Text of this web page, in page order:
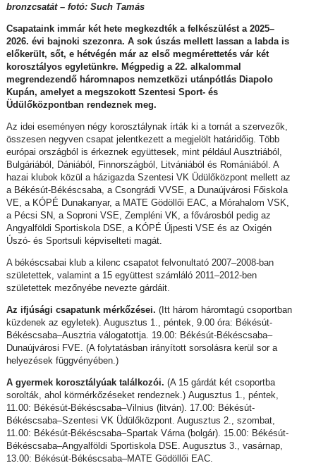
bronzcsatát – fotó: Such Tamás
Csapataink immár két hete megkezdték a felkészülést a 2025–
2026. évi bajnoki szezonra. A sok úszás mellett lassan a labda is
előkerült, sőt, e hétvégén már az első megmérettetés vár két
korosztályos egyletünkre. Mégpedig a 22. alkalommal
megrendezendő háromnapos nemzetközi utánpótlás Diapolo
Kupán, amelyet a megszokott Szentesi Sport- és
Üdülőközpontban rendeznek meg.
Az idei eseményen négy korosztálynak írták ki a tornát a szervezők,
összesen negyven csapat jelentkezett a megjelölt határidőig. Több
európai országból is érkeznek együttesek, mint például Ausztriából,
Bulgáriából, Dániából, Finnországból, Litvániából és Romániából. A
hazai klubok közül a házigazda Szentesi VK Üdülőközpont mellett az
a Békésút-Békéscsaba, a Csongrádi VVSE, a Dunaújvárosi Főiskola
VE, a KÓPÉ Dunakanyar, a MATE Gödöllői EAC, a Mórahalom VSK,
a Pécsi SN, a Soproni VSE, Zempléni VK, a fővárosból pedig az
Angyalföldi Sportiskola DSE, a KÓPÉ Újpesti VSE és az Oxigén
Úszó- és Sportsuli képviselteti magát.
A békéscsabai klub a kilenc csapatot felvonultató 2007–2008-ban
születettek, valamint a 15 együttest számláló 2011–2012-ben
születettek mezőnyébe nevezte gárdáit.
Az ifjúsági csapatunk mérkőzései. (Itt három háromtagú csoportban
küzdenek az egyletek). Augusztus 1., péntek, 9.00 óra: Békésút-
Békéscsaba–Ausztria válogatottja. 19.00: Békésút-Békéscsaba–
Dunaújvárosi FVE. (A folytatásban irányított sorsolásra kerül sor a
helyezések függvényében.)
A gyermek korosztályúak találkozói. (A 15 gárdát két csoportba
sorolták, ahol körmérkőzéseket rendeznek.) Augusztus 1., péntek,
11.00: Békésút-Békéscsaba–Vilnius (litván). 17.00: Békésút-
Békéscsaba–Szentesi VK Üdülőközpont. Augusztus 2., szombat,
11.00: Békésút-Békéscsaba–Spartak Várna (bolgár). 15.00: Békésút-
Békéscsaba–Angyalföldi Sportiskola DSE. Augusztus 3., vasárnap,
13.00: Békésút-Békéscsaba–MATE Gödöllői EAC.